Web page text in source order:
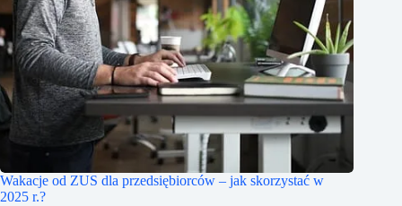
Wakacje od ZUS dla przedsiębiorców – jak skorzystać w
2025 r.?